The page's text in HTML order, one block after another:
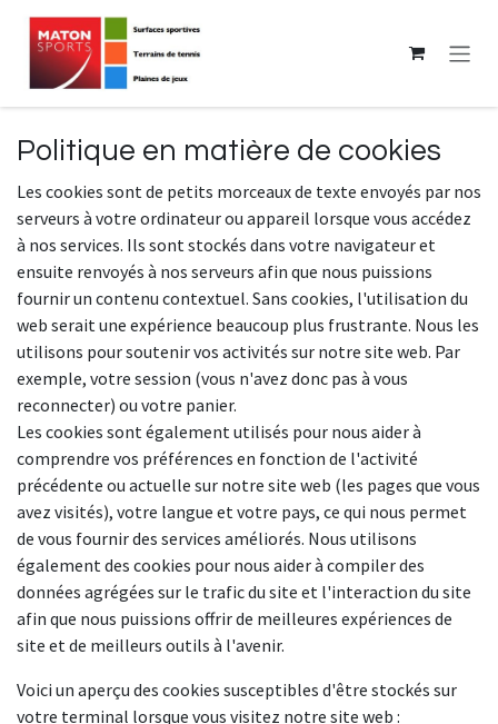
Se rendre au contenu
Politique en matière de cookies
Les cookies sont de petits morceaux de texte envoyés par nos
serveurs à votre ordinateur ou appareil lorsque vous accédez
à nos services. Ils sont stockés dans votre navigateur et
ensuite renvoyés à nos serveurs afin que nous puissions
fournir un contenu contextuel. Sans cookies, l'utilisation du
web serait une expérience beaucoup plus frustrante. Nous les
utilisons pour soutenir vos activités sur notre site web. Par
exemple, votre session (vous n'avez donc pas à vous
reconnecter) ou votre panier.
Les cookies sont également utilisés pour nous aider à
comprendre vos préférences en fonction de l'activité
précédente ou actuelle sur notre site web (les pages que vous
avez visités), votre langue et votre pays, ce qui nous permet
de vous fournir des services améliorés. Nous utilisons
également des cookies pour nous aider à compiler des
données agrégées sur le trafic du site et l'interaction du site
afin que nous puissions offrir de meilleures expériences de
site et de meilleurs outils à l'avenir.
Voici un aperçu des cookies susceptibles d'être stockés sur
votre terminal lorsque vous visitez notre site web :